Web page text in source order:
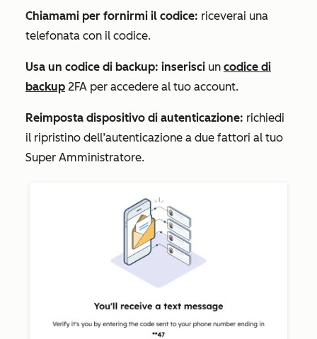
Chiamami per fornirmi il codice: riceverai una
telefonata con il codice.
Usa un codice di backup: inserisci un codice di
backup 2FA per accedere al tuo account.
Reimposta dispositivo di autenticazione: richiedi
il ripristino dell’autenticazione a due fattori al tuo
Super Amministratore.